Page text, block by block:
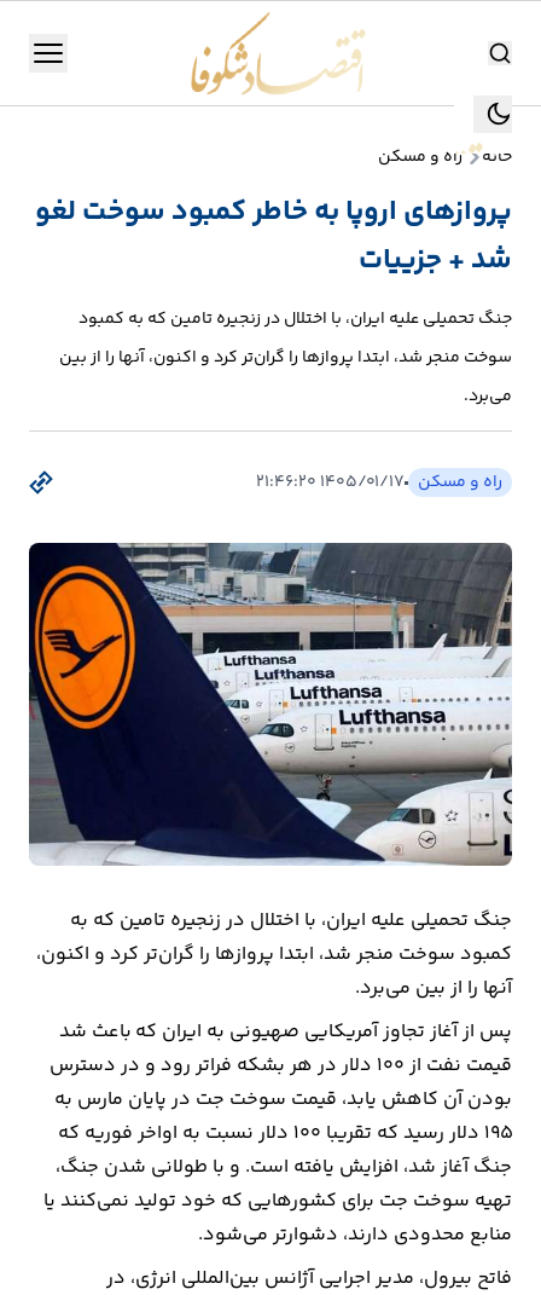
جستجو جستجو
منو
تولید
صنعت
انرژی
بورس
بیمه
اقتصاد
جهان
بازار
و
تجارت
کشاورزی
راه
و
مسکن
اقتصاد
ایران
ارتباطات
خودرو
عمومی
خانه راه و مسکن
پروازهای اروپا به خاطر کمبود سوخت لغو
شد + جزییات
جنگ تحمیلی علیه ایران، با اختلال در زنجیره تامین که به کمبود
سوخت منجر شد، ابتدا پروازها را گران‌تر کرد و اکنون، آنها را از بین
می‌برد.
راه و مسکن ۱۴۰۵/۰۱/۱۷ ۲۱:۴۶:۲۰
جنگ تحمیلی علیه ایران، با اختلال در زنجیره تامین که به
کمبود سوخت منجر شد، ابتدا پروازها را گران‌تر کرد و اکنون،
آنها را از بین می‌برد.
پس از آغاز تجاوز آمریکایی صهیونی به ایران که باعث شد
قیمت نفت از ۱۰۰ دلار در هر بشکه فراتر رود و در دسترس
بودن آن کاهش یابد، قیمت سوخت جت در پایان مارس به
۱۹۵ دلار رسید که تقریبا ۱۰۰ دلار نسبت به اواخر فوریه که
جنگ آغاز شد، افزایش یافته است. و با طولانی شدن جنگ،
تهیه سوخت جت برای کشورهایی که خود تولید نمی‌کنند یا
منابع محدودی دارند، دشوارتر می‌شود.
فاتح بیرول، مدیر اجرایی آژانس بین‌المللی انرژی، در